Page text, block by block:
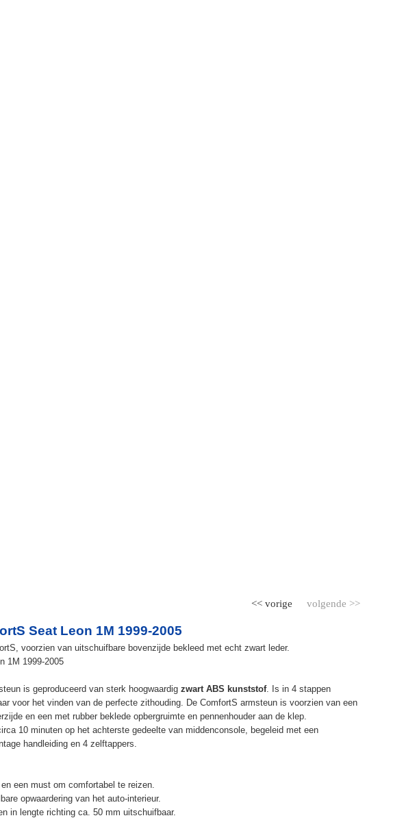
volgende >>
<< vorige
Seat Leon 1M 1999-2005
voorzien van uitschuifbare bovenzijde bekleed met echt zwart leder.
1M 1999-2005
is geproduceerd van sterk hoogwaardig zwart ABS kunststof. Is in 4 stappen
voor het vinden van de perfecte zithouding. De ComfortS armsteun is voorzien van een
en een met rubber beklede opbergruimte en pennenhouder aan de klep.
10 minuten op het achterste gedeelte van middenconsole, begeleid met een
handleiding en 4 zelftappers.
een must om comfortabel te reizen.
opwaardering van het auto-interieur.
in lengte richting ca. 50 mm uitschuifbaar.